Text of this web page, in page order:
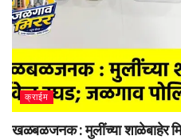
क्राईम
खळबळजनक : मुलींच्या शाळेबाहेर